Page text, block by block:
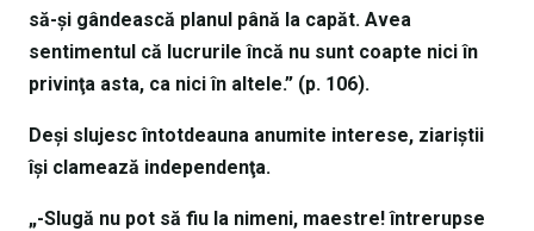
să-şi gândească planul până la capăt. Avea
sentimentul că lucrurile încă nu sunt coapte nici în
privinţa asta, ca nici în altele.” (p. 106).
Deşi slujesc întotdeauna anumite interese, ziariştii
îşi clamează independenţa.
„-Slugă nu pot să fiu la nimeni, maestre! întrerupse